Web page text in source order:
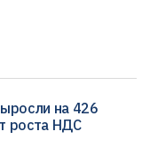
на 426
роста НДС